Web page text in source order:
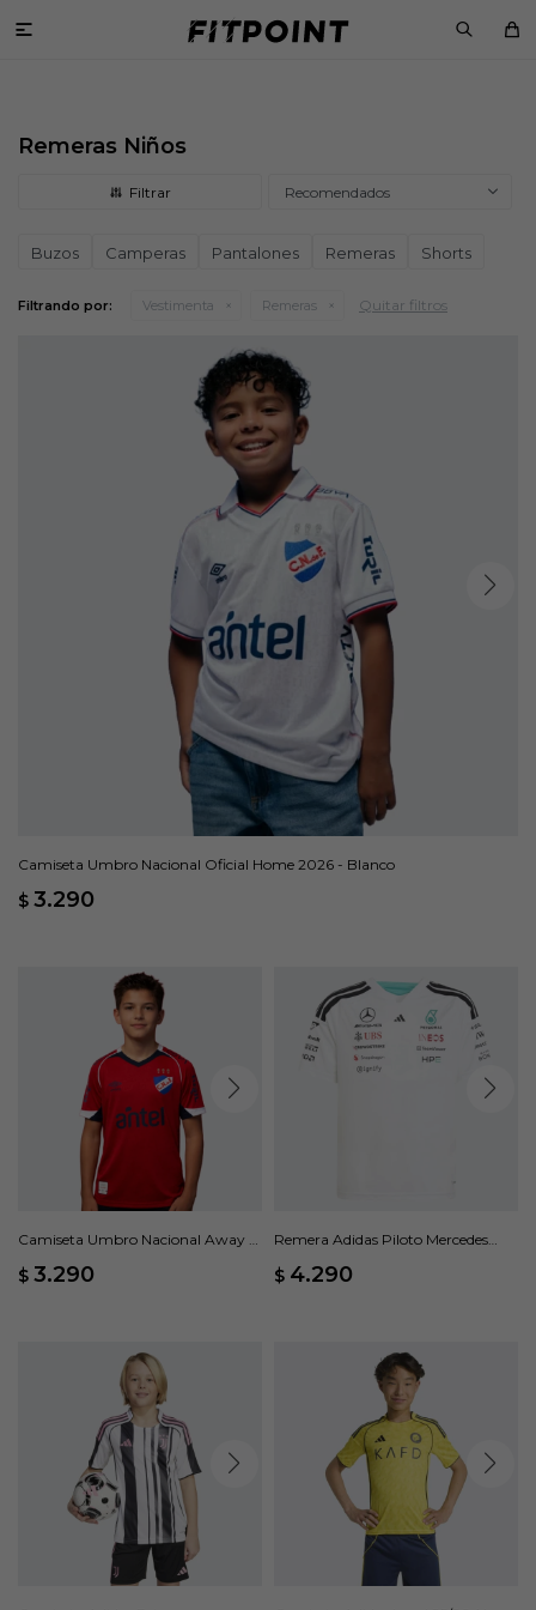

Remeras Niños
Recomendados
Buzos Camperas Pantalones Remeras Shorts
Filtrando por: Vestimenta Remeras Quitar filtros
Camiseta Umbro Nacional Oficial Home 2026 - Blanco
$ 3.290
Camiseta Umbro Nacional Away 1
$ 3.290
Remera Adidas Piloto Mercedes
$ 4.290